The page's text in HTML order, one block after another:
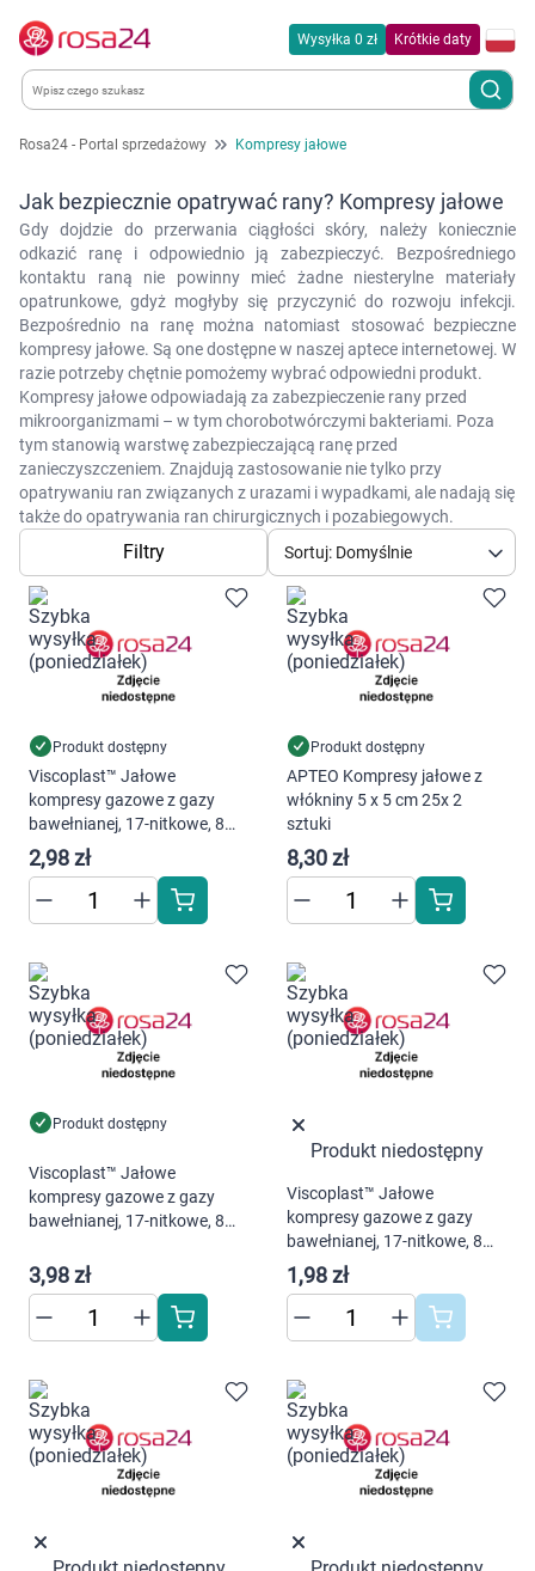
Wysyłka 0 zł Krótkie daty
Kategorie
Chemia gospodarcza
Dla zwierząt
Dom i ogród
Zdrowie
Kobieta w ciąży i mama
Higiena
Kosmetyki
Zdrowy styl życia
Zabawki
Sprzęt medyczny
Motoryzacja
Grupy produktowe
Rosa24 - Portal sprzedażowy Kompresy jałowe
Jak bezpiecznie opatrywać rany? Kompresy jałowe
Gdy dojdzie do przerwania ciągłości skóry, należy koniecznie
odkazić ranę i odpowiednio ją zabezpieczyć. Bezpośredniego
kontaktu raną nie powinny mieć żadne niesterylne materiały
opatrunkowe, gdyż mogłyby się przyczynić do rozwoju infekcji.
Bezpośrednio na ranę można natomiast stosować bezpieczne
kompresy jałowe. Są one dostępne w naszej aptece internetowej. W
razie potrzeby chętnie pomożemy wybrać odpowiedni produkt.
Kompresy jałowe odpowiadają za zabezpieczenie rany przed
mikroorganizmami – w tym chorobotwórczymi bakteriami. Poza
tym stanowią warstwę zabezpieczającą ranę przed
zanieczyszczeniem. Znajdują zastosowanie nie tylko przy
opatrywaniu ran związanych z urazami i wypadkami, ale nadają się
także do opatrywania ran chirurgicznych i pozabiegowych.
Filtry Sortuj: Domyślnie
Produkt dostępny
Viscoplast™ Jałowe
kompresy gazowe z gazy
bawełnianej, 17-nitkowe, 8
warstw, 7,5 cm x 7,5 cm,
torebka/3 sztuki
2,98 zł
Produkt dostępny
APTEO Kompresy jałowe z
włókniny 5 x 5 cm 25x 2
sztuki
8,30 zł
Produkt dostępny
Viscoplast™ Jałowe
kompresy gazowe z gazy
bawełnianej, 17-nitkowe, 8
torebka/3 sztuki
3,98 zł
Produkt niedostępny
Viscoplast™ Jałowe
kompresy gazowe z gazy
bawełnianej, 17-nitkowe, 8
warstw, 5 cm x 5 cm,
torebka/3 sztuki
1,98 zł